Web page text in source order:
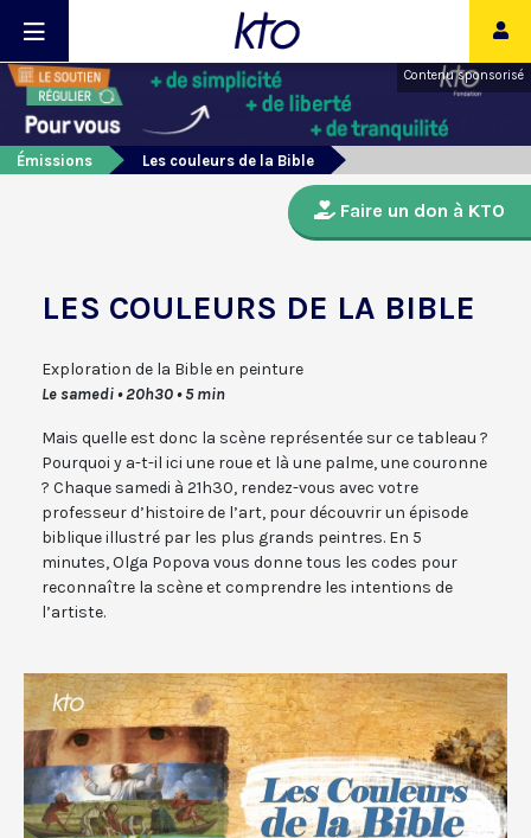
Contenu sponsorisé
Émissions Les couleurs de la Bible
Faire un don à KTO
LES COULEURS DE LA BIBLE
Exploration de la Bible en peinture
Le samedi • 20h30 • 5 min
Mais quelle est donc la scène représentée sur ce tableau ?
Pourquoi y a-t-il ici une roue et là une palme, une couronne
? Chaque samedi à 21h30, rendez-vous avec votre
professeur d’histoire de l’art, pour découvrir un épisode
biblique illustré par les plus grands peintres. En 5
minutes, Olga Popova vous donne tous les codes pour
reconnaître la scène et comprendre les intentions de
l’artiste.